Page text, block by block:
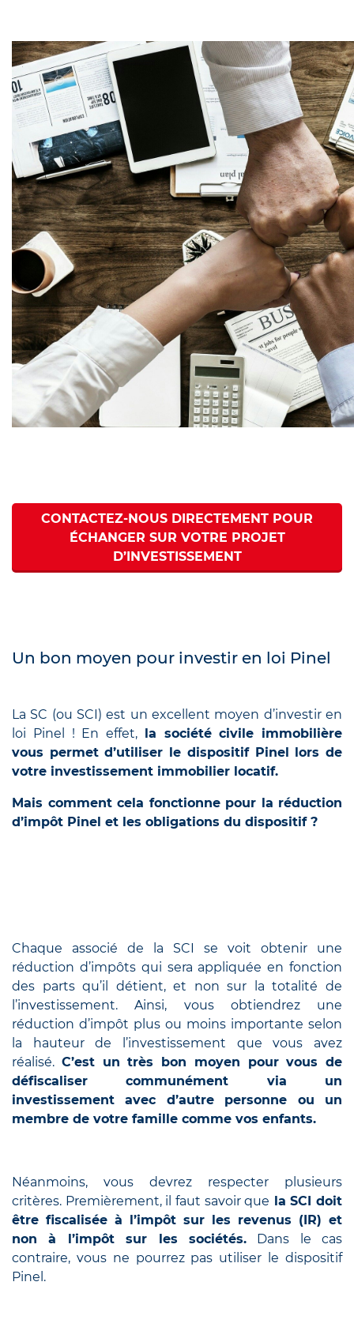
CONTACTEZ-NOUS DIRECTEMENT POUR
ÉCHANGER SUR VOTRE PROJET
D’INVESTISSEMENT
Un bon moyen pour investir en loi Pinel
La SC (ou SCI) est un excellent moyen d’investir en
loi Pinel ! En effet, la société civile immobilière
vous permet d’utiliser le dispositif Pinel lors de
votre investissement immobilier locatif.
Mais comment cela fonctionne pour la réduction
d’impôt Pinel et les obligations du dispositif ?
Chaque associé de la SCI se voit obtenir une
réduction d’impôts qui sera appliquée en fonction
des parts qu’il détient, et non sur la totalité de
l’investissement. Ainsi, vous obtiendrez une
réduction d’impôt plus ou moins importante selon
la hauteur de l’investissement que vous avez
réalisé. C’est un très bon moyen pour vous de
défiscaliser communément via un
investissement avec d’autre personne ou un
membre de votre famille comme vos enfants.
Néanmoins, vous devrez respecter plusieurs
critères. Premièrement, il faut savoir que la SCI doit
être fiscalisée à l’impôt sur les revenus (IR) et
non à l’impôt sur les sociétés.Dans le cas
contraire, vous ne pourrez pas utiliser le dispositif
Pinel.